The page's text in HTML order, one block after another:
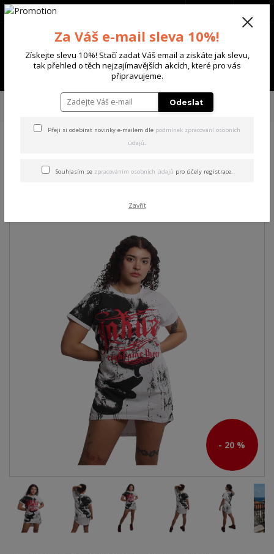
Menu
+420 702 136 620
ŠATY
Yakuza dámské šaty Antique Urban T-Shirt Dress
Urban T-Shirt Dress white S
- 20 %
Za Váš e-mail sleva 10%!
Získejte slevu 10%! Stačí zadat Váš email a ziskáte jak slevu,
tak přehled o těch nejzajímavějších akcích, které pro vás
připravujeme.
Odeslat
Přeji si odebírat novinky e-mailem dle podmínek zpracování osobních
údajů.
Souhlasím se zpracováním osobních údajů pro účely registrace.
Zavřít